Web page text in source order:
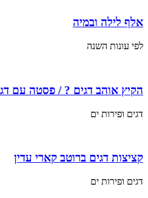
אלף לילה ובמיה
לפי עונות השנה
הקיץ אוהב דגים ? / פסטה עם
דגים ופירות ים
קציצות דגים ברוטב קארי עדין
דגים ופירות ים